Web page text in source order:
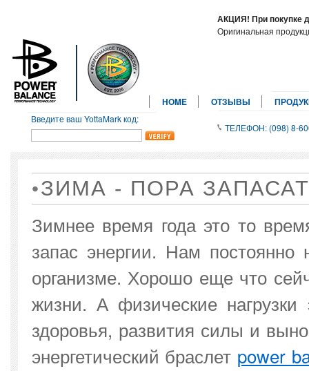
АКЦИЯ! При покупке
Оригинальная
HOME ОТЗЫВЫ
ТЕЛЕФОН: (098) 8-
Введите ваш YottaMark код:
ЗИМА - ПОРА
Зимнее время года это то
запас энергии. Нам
организме. Хорошо еще что
жизни. А физические
здоровья, развития силы и
энергетический браслет power